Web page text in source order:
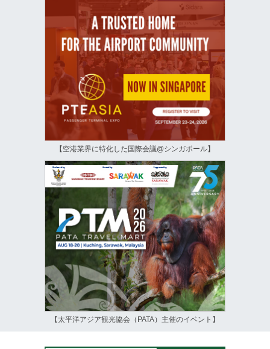
【空港業界に特化した国際会議@シンガポール】
【太平洋アジア観光協会（PATA）主催のイベント】